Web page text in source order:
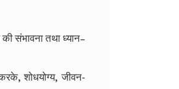
संभावना तथा ध्यान–
शोधयोग्य, जीवन-